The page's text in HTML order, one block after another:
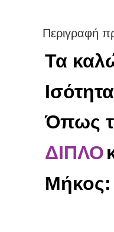
Περιγραφή
Τα
Όπως
ΔΙΠΛΟ
Μήκος: